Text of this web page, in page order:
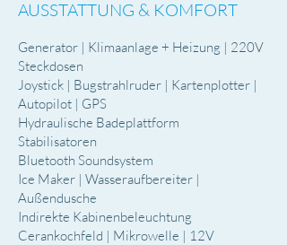
AUSSTATTUNG & KOMFORT
Generator | Klimaanlage + Heizung | 220V
Steckdosen
Joystick | Bugstrahlruder | Kartenplotter |
Autopilot | GPS
Hydraulische Badeplattform
Stabilisatoren
Bluetooth Soundsystem
Ice Maker | Wasseraufbereiter |
Außendusche
Indirekte Kabinenbeleuchtung
Cerankochfeld | Mikrowelle | 12V